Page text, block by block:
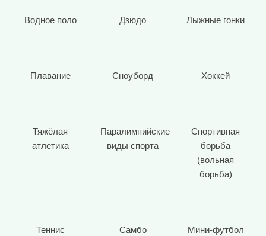
Водное поло Дзюдо Лыжные гонки
Плавание Сноуборд Хоккей
Тяжёлая
атлетика
Паралимпийские
виды спорта
Спортивная
борьба
(вольная
борьба)
Теннис Самбо Мини-футбол